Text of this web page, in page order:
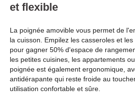
et flexible
La poignée amovible vous permet de
la cuisson. Empilez les casseroles et
pour gagner 50% d'espace de
les petites cuisines, les appartements
poignée est également ergonomique,
antidérapante qui reste froide au
utilisation confortable et sûre.